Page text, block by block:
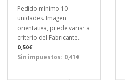
Pedido mínimo 10
unidades. Imagen
orientativa, puede variar a
criterio del Fabricante..
0,50€
Sin impuestos: 0,41€